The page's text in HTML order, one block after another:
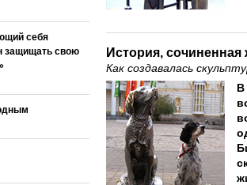
История,
Как создавалась
себя
защищать свою